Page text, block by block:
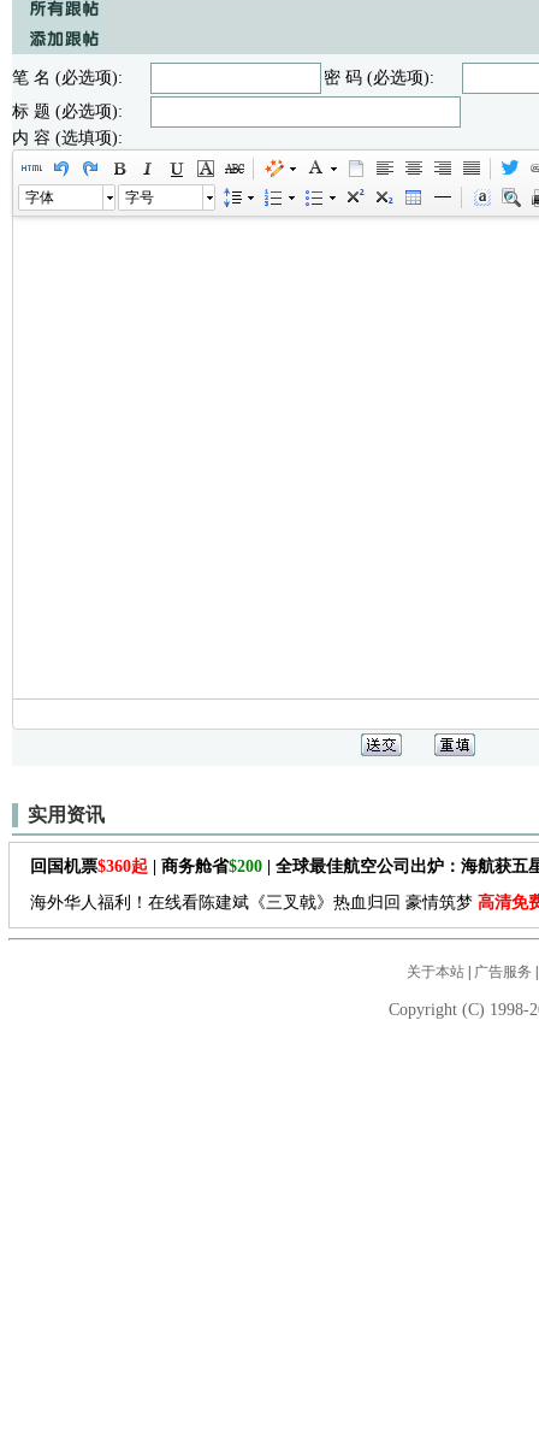
笔 名 (必选项):
密 码 (必选项):
标 题 (必选项):
内 容 (选填项):
字体 字号
实用资讯
回国机票$360起 | 商务舱省$200 | 全球最佳航空公司出炉：海航获五
海外华人福利！在线看陈建斌《三叉戟》热血归回 豪情筑梦 高清免
关于本站| 广告服务
Copyright (C) 1998-